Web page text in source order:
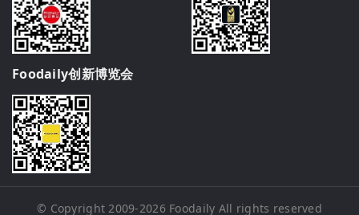
Foodaily创新博览会
© Copyright 2009-2026 Foodaily All rights reserved